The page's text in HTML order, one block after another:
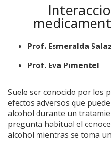
Prof. Esmeralda
Prof. Eva Pimentel
Suele ser conocido por los
efectos adversos que
alcohol durante un
pregunta habitual el
alcohol mientras se toma